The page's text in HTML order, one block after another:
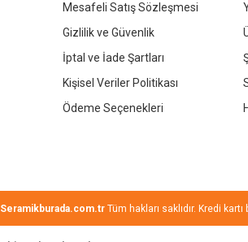
Mesafeli Satış Sözleşmesi
Gizlilik ve Güvenlik
İptal ve İade Şartları
Kişisel Veriler Politikası
Ödeme Seçenekleri
Seramikburada.com.tr Tüm hakları saklıdır. Kredi